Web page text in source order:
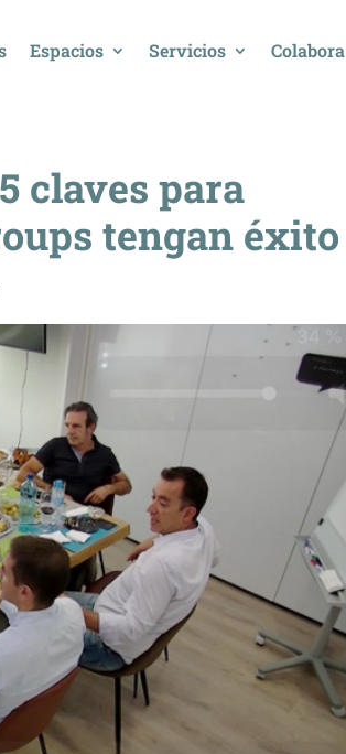
Espacios Servicios Colabora
claves para
tengan éxito